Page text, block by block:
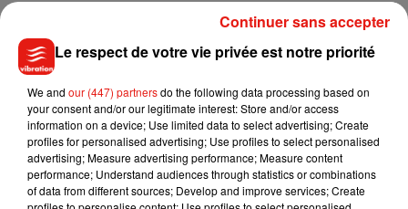
Pour mettre à contribution ses connaissances et sa passion,
Nora a aussi ouvert un petit salon de massage où elle
qu’elle a élaborés. Ainsi, vous pourrez y faire un massage, un
gommage complet, un nettoyage complet du dos ou du
visage, ou encore un nettoyage des oreilles avec des
bougies à la cire d’abeille. Il s’agit d’un tube de tissu
recouvert de cire d’abeille et de camomille. Cette technique,
Le respect de votre vie privée est notre priorité
We and our (447) partnersdo the following data processing based on
your consent and/or our legitimate interest: Store and/or access
information on a device; Use limited data to select advertising; Create
profiles for personalised advertising; Use profiles to select personalised
advertising; Measure advertising performance; Measure content
performance; Understand audiences through statistics or combinations
of data from different sources; Develop and improve services; Create
Continuer sans accepter